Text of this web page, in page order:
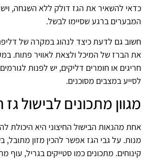
כדאי להשאיר את הגז דולק ללא השגחה, ויש
המבערים ברגע שסיימו לבשל.
חשוב גם לדעת כיצד לנהוג במקרה של
את הברז של המיכל ולצאת לאוויר פתוח.
חריגים או חומרים דליקים, יש לפנות
לסייע במצבים מסוכנים.
מגוון מתכונים לבישול גז
אחת מהנאות הבישול החיצוני היא היכולת
מנות. על גבי הגז אפשר להכין מזון מתובל,
קינוחים. מתכונים כמו סטייקים בגריל, עוף